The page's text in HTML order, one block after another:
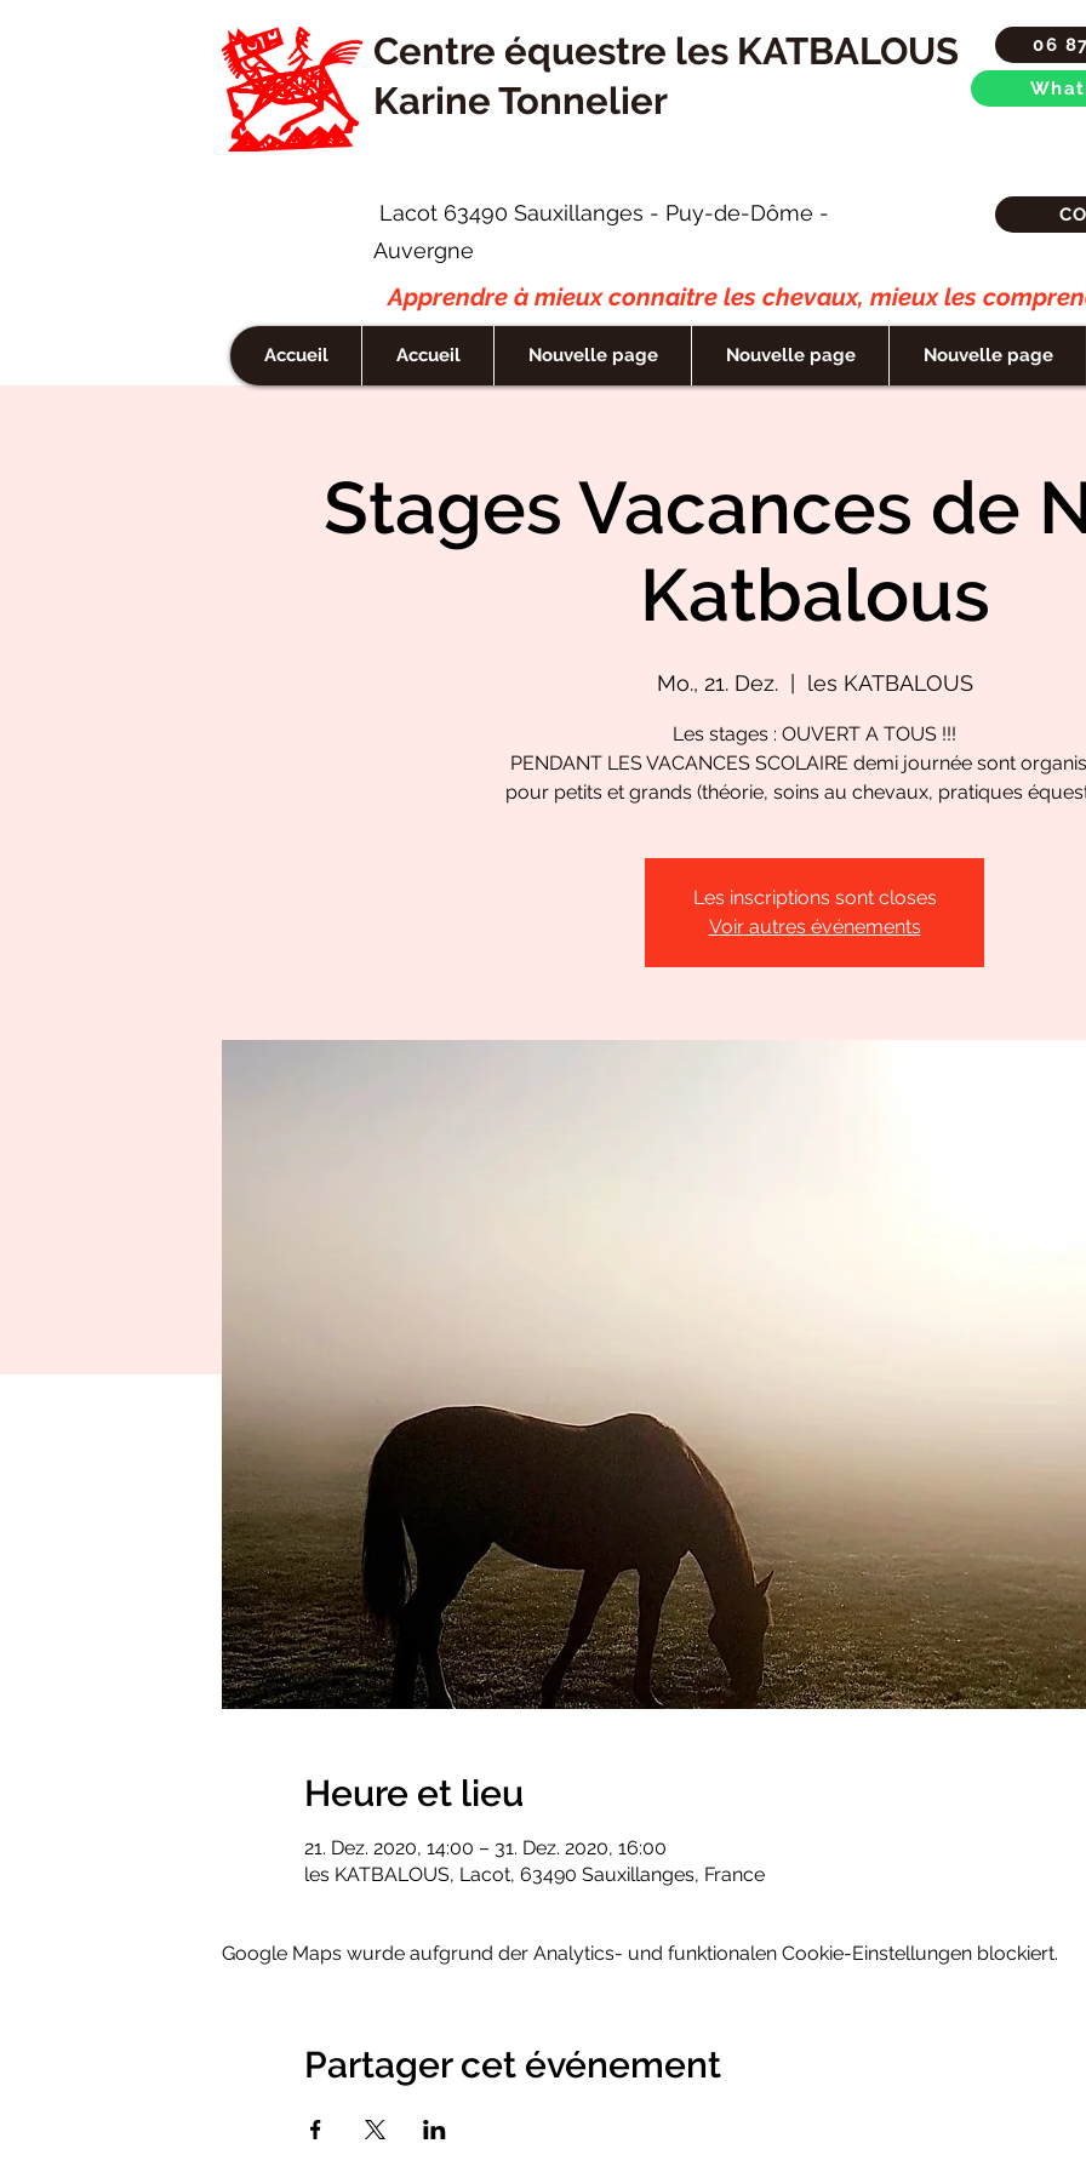
Centre équestre les KATBALOUS
Karine Tonnelier
06
Lacot 63490 Sauxillanges - Puy-de-Dôme -
Auvergne
Apprendre à mieux connaitre les chevaux, mieux les
Accueil Accueil Nouvelle page Nouvelle page Nouvelle page
Stages Vacances de
Katbalous
Mo., 21. Dez.
  |
les KATBALOUS
Les stages : OUVERT A TOUS !!!
PENDANT LES VACANCES SCOLAIRE demi journée sont
pour petits et grands (théorie, soins au chevaux, pratiques
Les inscriptions sont closes
Voir autres événements
Heure et lieu
21. Dez. 2020, 14:00 – 31. Dez. 2020, 16:00
les KATBALOUS, Lacot, 63490 Sauxillanges, France
Google Maps wurde aufgrund der Analytics- und funktionalen Cookie-Einstellungen blockiert.
Partager cet événement